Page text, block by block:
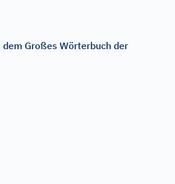
Großes Wörterbuch der